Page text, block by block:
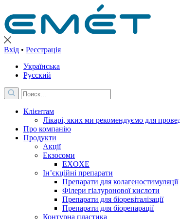
Вхід • Реєстрація
Українська
Русский
Клієнтам
Лікарі, яких ми рекомендуємо для
Про компанію
Продукти
Акції
Екзосоми
EXOXE
Ін’єкційні препарати
Препарати для колагеностимуляції
Філери гіалуронової кислоти
Препарати для біоревіталізації
Препарати для біорепарації
Контурна пластика